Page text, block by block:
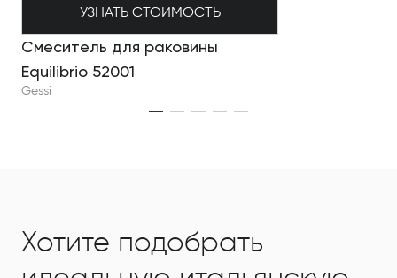
УЗНАТЬ СТОИМОСТЬ
Смеситель для раковины
Equilibrio 52001
Gessi
Хотите подобрать